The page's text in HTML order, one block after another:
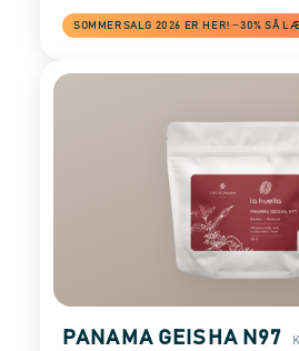
SOMMERSALG 2026 ER HER! −30% SÅ
PANAMA GEISHA N97